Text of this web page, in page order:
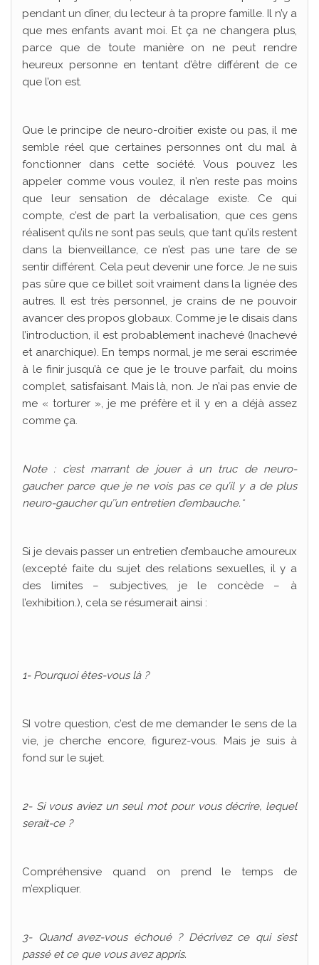
pendant un dîner, du lecteur à ta propre famille. Il n’y a
que mes enfants avant moi. Et ça ne changera plus,
parce que de toute manière on ne peut rendre
heureux personne en tentant d’être différent de ce
que l’on est.
Que le principe de neuro-droitier existe ou pas, il me
semble réel que certaines personnes ont du mal à
fonctionner dans cette société. Vous pouvez les
appeler comme vous voulez, il n’en reste pas moins
que leur sensation de décalage existe. Ce qui
compte, c’est de part la verbalisation, que ces gens
réalisent qu’ils ne sont pas seuls, que tant qu’ils restent
dans la bienveillance, ce n’est pas une tare de se
sentir différent. Cela peut devenir une force. Je ne suis
pas sûre que ce billet soit vraiment dans la lignée des
autres. Il est très personnel, je crains de ne pouvoir
avancer des propos globaux. Comme je le disais dans
l’introduction, il est probablement inachevé (Inachevé
et anarchique). En temps normal, je me serai escrimée
à le finir jusqu’à ce que je le trouve parfait, du moins
complet, satisfaisant. Mais là, non. Je n’ai pas envie de
me « torturer », je me préfère et il y en a déjà assez
comme ça.
Note : c’est marrant de jouer à un truc de neuro-
gaucher parce que je ne vois pas ce qu’il y a de plus
neuro-gaucher qu’’un entretien d’embauche.*
Si je devais passer un entretien d’embauche amoureux
(excepté faite du sujet des relations sexuelles, il y a
des limites – subjectives, je le concède – à
l’exhibition.), cela se résumerait ainsi :
1- Pourquoi êtes-vous là ?
SI votre question, c’est de me demander le sens de la
vie, je cherche encore, figurez-vous. Mais je suis à
fond sur le sujet.
2- Si vous aviez un seul mot pour vous décrire, lequel
serait-ce ?
Compréhensive quand on prend le temps de
m’expliquer.
3- Quand avez-vous échoué ? Décrivez ce qui s’est
passé et ce que vous avez appris.